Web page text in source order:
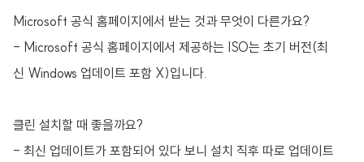
Microsoft 공식 홈페이지에서 받는 것과 무엇이 다른가요?
- Microsoft 공식 홈페이지에서 제공하는 ISO는 초기 버전(최
신 Windows 업데이트 포함 X)입니다.
클린 설치할 때 좋을까요?
- 최신 업데이트가 포함되어 있다 보니 설치 직후 따로 업데이트